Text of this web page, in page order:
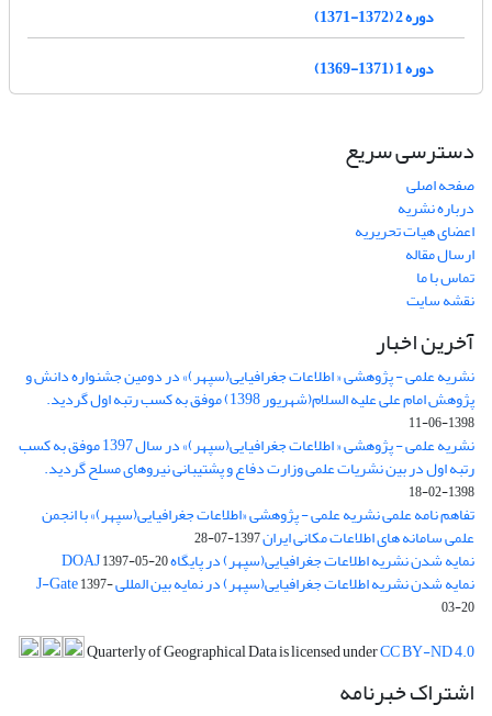
دوره 2 (1372-1371)
دوره 1 (1371-1369)
دسترسی سریع
صفحه اصلی
درباره نشریه
اعضای هیات تحریریه
ارسال مقاله
تماس با ما
نقشه سایت
آخرین اخبار
نشریه علمی - پژوهشی « اطلاعات جغرافیایی(سپهر)» در دومین جشنواره دانش و
پژوهش امام علی علیه السلام(شهریور 1398) موفق به کسب رتبه اول گردید.
1398-06-11
نشریه علمی - پژوهشی « اطلاعات جغرافیایی(سپهر)» در سال 1397 موفق به کسب
رتبه اول در بین نشریات علمی وزارت دفاع و پشتیبانی نیروهای مسلح گردید.
1398-02-18
تفاهم نامه علمی نشریه علمی - پژوهشی «اطلاعات جغرافیایی(سپهر)» با انجمن
علمی سامانه های اطلاعات مکانی ایران1397-07-28
نمایه شدن نشریه اطلاعات جغرافیایی(سپهر) در پایگاه DOAJ1397-05-20
نمایه شدن نشریه اطلاعات جغرافیایی(سپهر) در نمایه بین المللی J-Gate1397-
03-20
Quarterly of Geographical Data is licensed underCC BY-ND 4.0
اشتراک خبرنامه